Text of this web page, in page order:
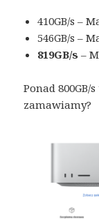
410GB/s –
546GB/s –
819GB/s –
Ponad
zamawiamy?